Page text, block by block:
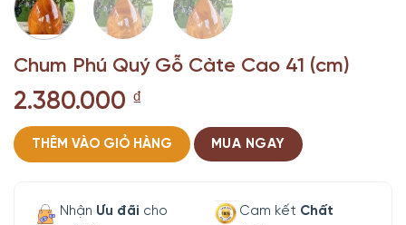
Chum Phú Quý Gỗ Càte Cao 41 (cm)
2.380.000 ₫
THÊM VÀO GIỎ HÀNG MUA NGAY
Nhận Ưu đãi cho
Cam kết Chất